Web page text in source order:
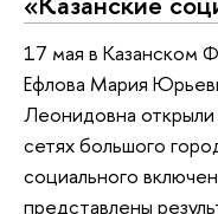
17 мая в Казанском
Ефлова Мария
Леонидовна
сетях большого
социального
представлены